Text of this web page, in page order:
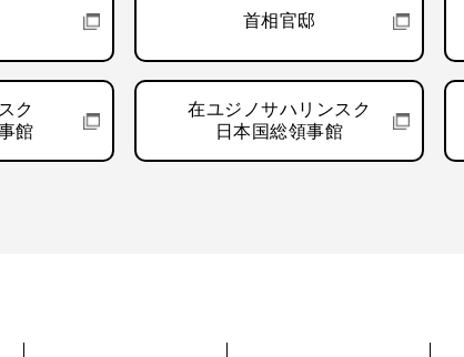
首相官邸
ク
館
在ユジノサハリンスク
日本国総領事館